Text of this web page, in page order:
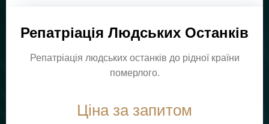
Репатріація Людських Останків
Репатріація людських останків до рідної країни
померлого.
Ціна за запитом